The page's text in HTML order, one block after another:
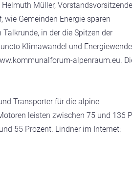
Müller,
Gemeinden Energie sparen
in der die Spitzen der
Klimawandel und Energiewende
alpenraum.eu.
Transporter für die alpine
leisten zwischen 75 und 136
55 Prozent. Lindner im Internet: